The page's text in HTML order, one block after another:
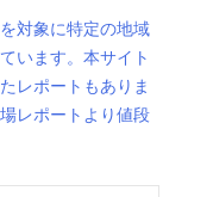
対象に特定の地域
います。本サイト
レポートもありま
レポートより値段